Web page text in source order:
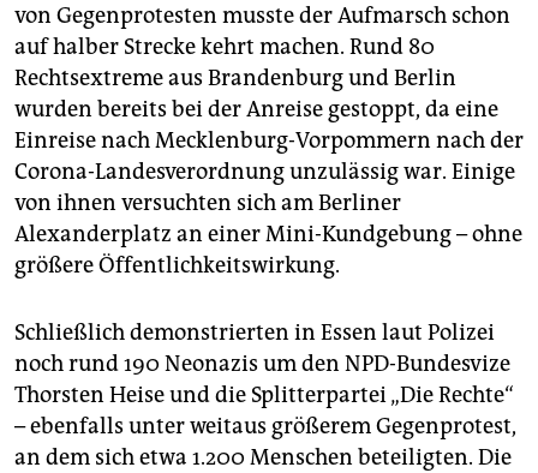
von Gegenprotesten musste der Aufmarsch schon
auf halber Strecke kehrt machen. Rund 80
Rechtsextreme aus Brandenburg und Berlin
wurden bereits bei der Anreise gestoppt, da eine
Einreise nach Mecklenburg-Vorpommern nach der
Corona-Landesverordnung unzulässig war. Einige
von ihnen versuchten sich am Berliner
Alexanderplatz an einer Mini-Kundgebung – ohne
größere Öffentlichkeitswirkung.
Schließlich demonstrierten in Essen laut Polizei
noch rund 190 Neonazis um den NPD-Bundesvize
Thorsten Heise und die Splitterpartei „Die Rechte“
– ebenfalls unter weitaus größerem Gegenprotest,
an dem sich etwa 1.200 Menschen beteiligten. Die